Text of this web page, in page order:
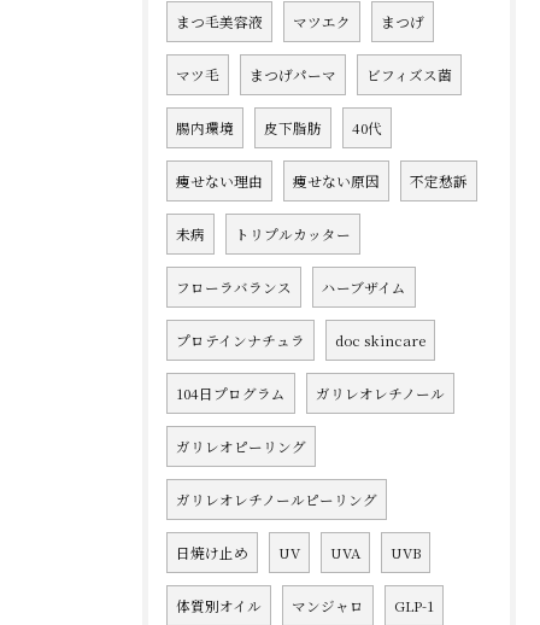
まつ毛美容液 マツエク まつげ
マツ毛 まつげパーマ ビフィズス菌
腸内環境 皮下脂肪 40代
痩せない理由 痩せない原因 不定愁訴
未病 トリプルカッター
フローラバランス ハーブザイム
プロテインナチュラ doc skincare
104日プログラム ガリレオレチノール
ガリレオピーリング
ガリレオレチノールピーリング
日焼け止め UV UVA UVB
体質別オイル マンジャロ GLP-1